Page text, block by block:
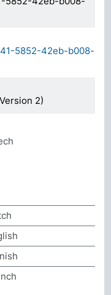
5852-42eb-b008-
2)